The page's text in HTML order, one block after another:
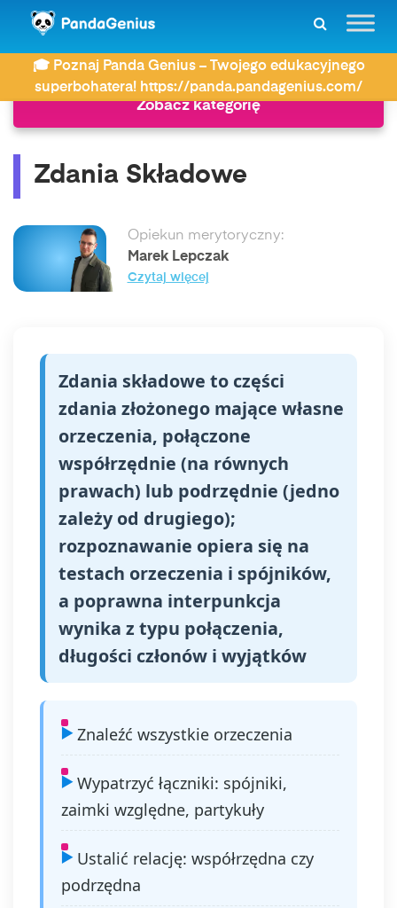
🎓 Poznaj Panda Genius – Twojego edukacyjnego
superbohatera! https://panda.pandagenius.com/
ZDAY Najczęściej wyszukiwane Zdania Składowe
Zobacz kategorię
Zdania Składowe
Opiekun merytoryczny:
Marek Lepczak
Czytaj więcej
Zdania składowe to części
zdania złożonego mające własne
orzeczenia, połączone
współrzędnie (na równych
prawach) lub podrzędnie (jedno
zależy od drugiego);
rozpoznawanie opiera się na
testach orzeczenia i spójników,
a poprawna interpunkcja
wynika z typu połączenia,
długości członów i wyjątków
Znaleźć wszystkie orzeczenia
Wypatrzyć łączniki: spójniki,
zaimki względne, partykuły
Ustalić relację: współrzędna czy
podrzędna